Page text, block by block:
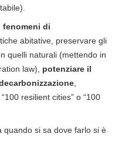
fenomeni di
abitative, preservare gli
quelli naturali (mettendo in
law), potenziare il
resilient cities” o “100
quando si sa dove farlo si è